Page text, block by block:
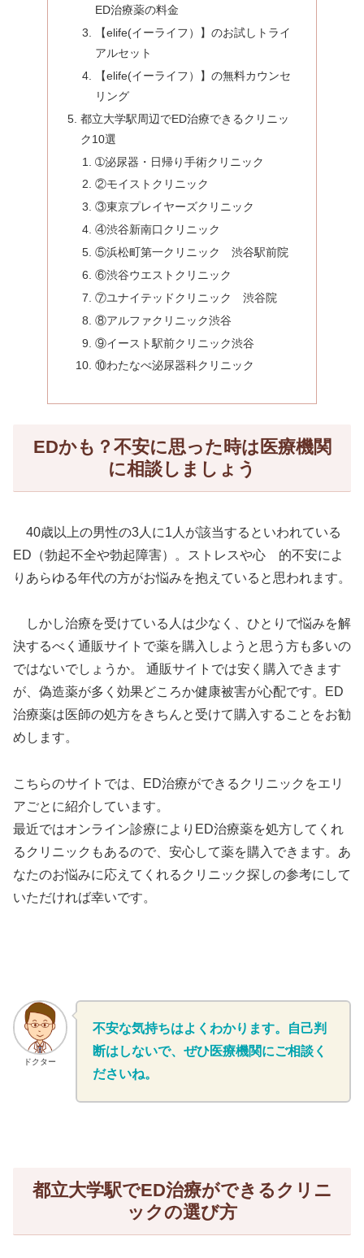
ED治療薬の料金
【elife(イーライフ）】のお試しトライ
アルセット
【elife(イーライフ）】の無料カウンセ
リング
都立大学駅周辺でED治療できるクリニッ
ク10選
➀泌尿器・日帰り手術クリニック
②モイストクリニック
③東京プレイヤーズクリニック
④渋谷新南口クリニック
⑤浜松町第一クリニック 渋谷駅前院
⑥渋谷ウエストクリニック
⑦ユナイテッドクリニック 渋谷院
⑧アルファクリニック渋谷
⑨イースト駅前クリニック渋谷
⑩わたなべ泌尿器科クリニック
EDかも？不安に思った時は医療機関
に相談しましょう
40歳以上の男性の3人に1人が該当するといわれている
ED（勃起不全や勃起障害）。ストレスや心 的不安によ
りあらゆる年代の方がお悩みを抱えていると思われます。
しかし治療を受けている人は少なく、ひとりで悩みを解
決するべく通販サイトで薬を購入しようと思う方も多いの
ではないでしょうか。 通販サイトでは安く購入できます
が、偽造薬が多く効果どころか健康被害が心配です。ED
治療薬は医師の処方をきちんと受けて購入することをお勧
めします。
こちらのサイトでは、ED治療ができるクリニックをエリ
アごとに紹介しています。
最近ではオンライン診療によりED治療薬を処方してくれ
るクリニックもあるので、安心して薬を購入できます。あ
なたのお悩みに応えてくれるクリニック探しの参考にして
いただければ幸いです。
ドクター
不安な気持ちはよくわかります。自己判
断はしないで、ぜひ医療機関にご相談く
ださいね。
都立大学駅でED治療ができるクリニ
ックの選び方